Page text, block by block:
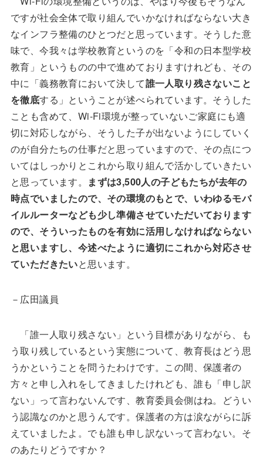
ですが社会全体で取り組んでいかなければならない大き
なインフラ整備のひとつだと思っています。そうした意
味で、今我々は学校教育というのを「令和の日本型学校
教育」というものの中で進めておりますけれども、その
中に「義務教育において決して誰一人取り残さないこと
を徹底する」ということが述べられています。そうした
ことも含めて、Wi-Fi環境が整っていないご家庭にも適
切に対応しながら、そうした子が出ないようにしていく
のが自分たちの仕事だと思っていますので、その点につ
いてはしっかりとこれから取り組んで活かしていきたい
と思っています。
まずは3,500人の子どもたちが去年の
時点でいましたので、その環境のもとで、いわゆるモバ
イルルーターなども少し準備させていただいております
ので、そういったものを有効に活用しなければならない
と思いますし、今述べたように適切にこれから対応させ
ていただきたいと思います。
－広田議員
「誰一人取り残さない」という目標がありながら、も
う取り残しているという実態について、教育長はどう思
うかということを問うたわけです。この間、保護者の
方々と申し入れをしてきましたけれども、誰も「申し訳
ない」って言わないんです、教育委員会側はね。どうい
う認識なのかと思うんです。保護者の方は涙ながらに訴
えていましたよ。でも誰も申し訳ないって言わない。そ
のあたりどうですか？